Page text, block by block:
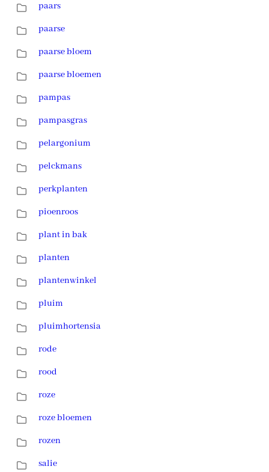
paars
paarse
paarse bloem
paarse bloemen
pampas
pampasgras
pelargonium
pelckmans
perkplanten
pioenroos
plant in bak
planten
plantenwinkel
pluim
pluimhortensia
rode
rood
roze
roze bloemen
rozen
salie